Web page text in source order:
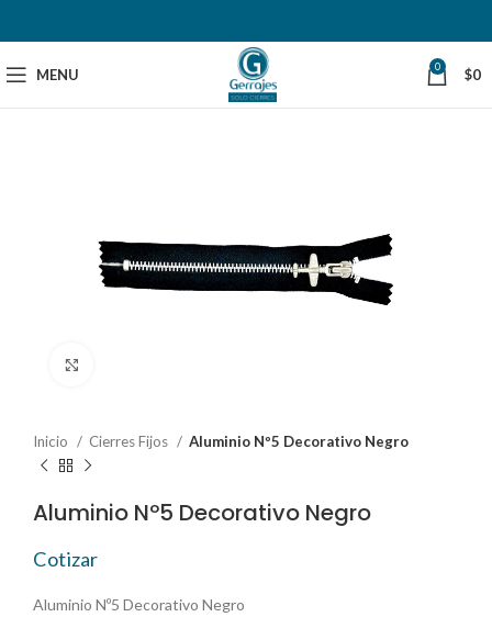
MENU 0 $0
Inicio Cierres Fijos Aluminio Nº5 Decorativo Negro
Aluminio Nº5 Decorativo Negro
Cotizar
Aluminio Nº5 Decorativo Negro